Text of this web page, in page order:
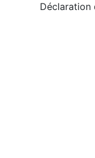
Déclaration